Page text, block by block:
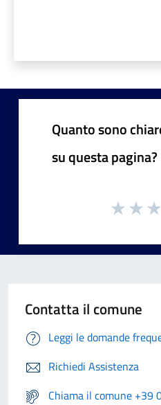
Quanto sono
su questa pagina?
Contatta il comune
Leggi le domande
Richiedi Assistenza
Chiama il comune +39